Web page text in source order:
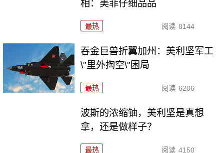
相：美菲仔细品品
最热 阅读 8144
吞金巨兽折翼加州：美利坚军工
\"里外掏空\"困局
最热 阅读 6206
波斯的浓缩铀，美利坚是真想
拿，还是做样子？
最热 阅读 4150